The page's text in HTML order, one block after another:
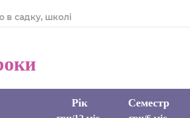
в садку, школі
Рік Семестр